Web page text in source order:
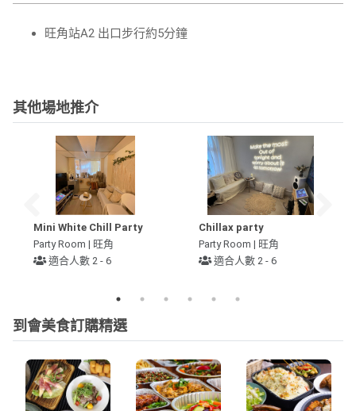
旺角站A2 出口步行約5分鐘
其他場地推介
Mini White Chill Party
Party Room | 旺角
適合人數 2 - 6
Chillax party
Party Room | 旺角
適合人數 2 - 6
到會美食訂購精選